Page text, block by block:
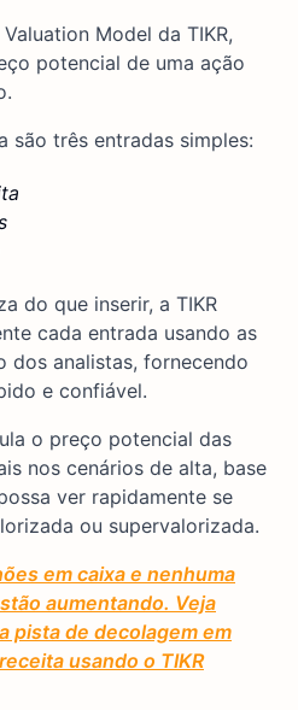
Model da TIKR,
potencial de uma ação
são três entradas simples:
do que inserir, a TIKR
cada entrada usando as
dos analistas, fornecendo
e confiável.
o preço potencial das
nos cenários de alta, base
ver rapidamente se
ou supervalorizada.
em caixa e nenhuma
aumentando. Veja
pista de decolagem em
usando o TIKR